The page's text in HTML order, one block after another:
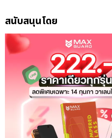
สนับสนุนโดย